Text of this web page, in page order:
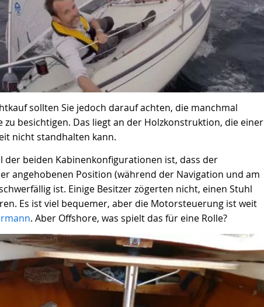
sollten Sie jedoch darauf achten, die manchmal
besichtigen. Das liegt an der Holzkonstruktion, die einer
nicht standhalten kann.
der beiden Kabinenkonfigurationen ist, dass der
angehobenen Position (während der Navigation und am
ist. Einige Besitzer zögerten nicht, einen Stuhl
Es ist viel bequemer, aber die Motorsteuerung ist weit
. Aber Offshore, was spielt das für eine Rolle?